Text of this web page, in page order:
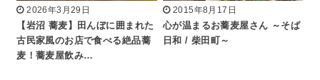
2026年3月29日
【岩沼 蕎麦】田んぼに囲まれた
古民家風のお店で食べる絶品蕎
麦！蕎麦屋飲み…
2015年8月17日
心が温まるお蕎麦屋さん ～そば
日和 / 柴田町～